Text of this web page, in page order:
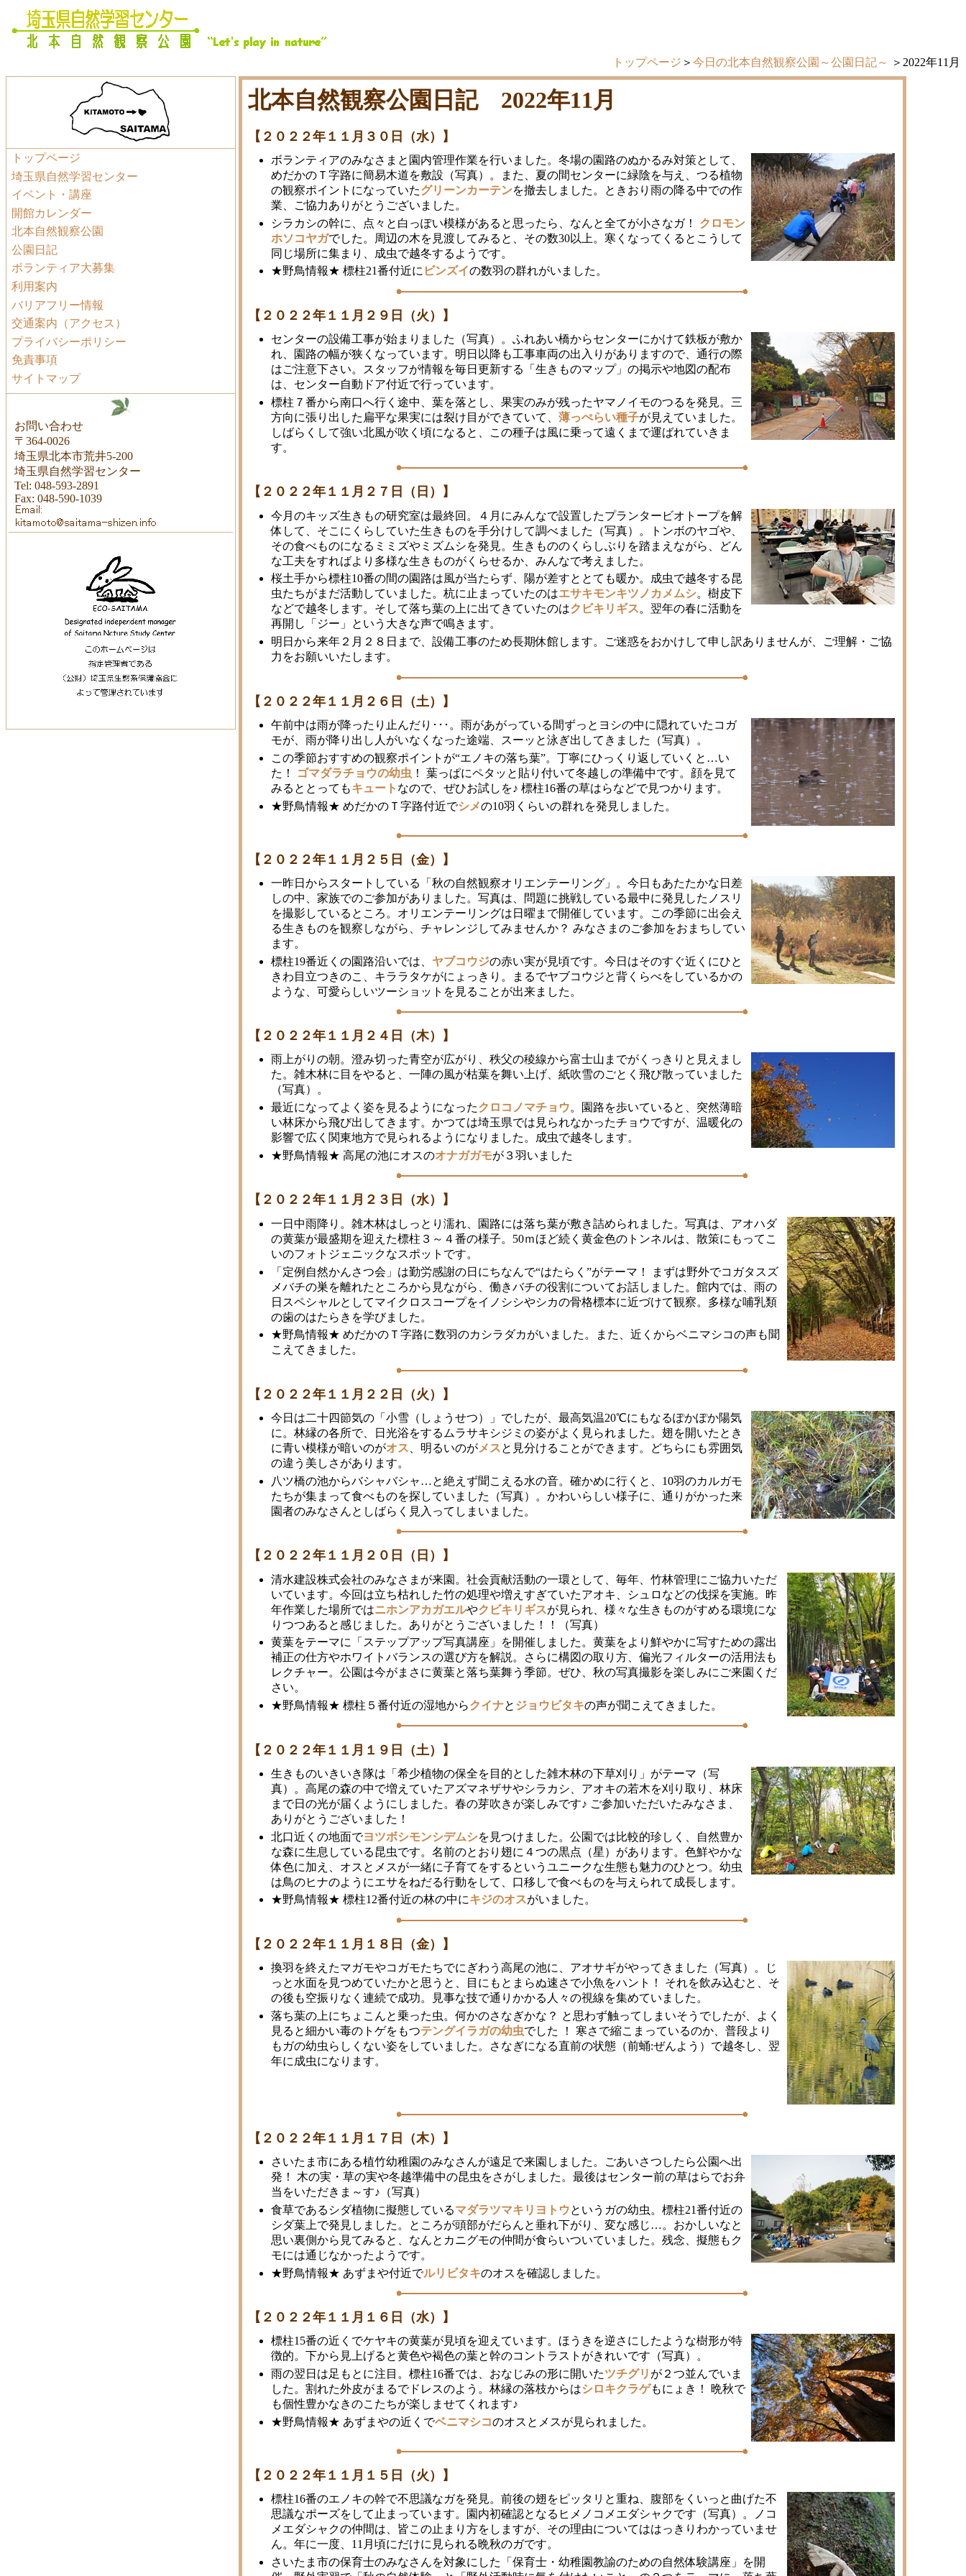
トップページ ＞今日の北本自然観察公園～公園日記～ ＞2022年11月
トップページ
埼玉県自然学習センター
イベント・講座
開館カレンダー
北本自然観察公園
公園日記
ボランティア大募集
利用案内
バリアフリー情報
交通案内（アクセス）
プライバシーポリシー
免責事項
サイトマップ
お問い合わせ
〒364-0026
埼玉県北本市荒井5-200
埼玉県自然学習センター
Tel: 048-593-2891
Fax: 048-590-1039
北本自然観察公園日記 2022年11月
【２０２２年１１月３０日（水）】
ボランティアのみなさまと園内管理作業を行いました。冬場の園路のぬかるみ対策として、
めだかのＴ字路に簡易木道を敷設（写真）。また、夏の間センターに緑陰を与え、つる植物
の観察ポイントになっていたグリーンカーテンを撤去しました。ときおり雨の降る中での作
業、ご協力ありがとうございました。
シラカシの幹に、点々と白っぽい模様があると思ったら、なんと全てが小さなガ！ クロモン
ホソコヤガでした。周辺の木を見渡してみると、その数30以上。寒くなってくるとこうして
同じ場所に集まり、成虫で越冬するようです。
★野鳥情報★ 標柱21番付近に ビンズイの数羽の群れがいました。
【２０２２年１１月２９日（火）】
センターの設備工事が始まりました（写真）。ふれあい橋からセンターにかけて鉄板が敷か
れ、園路の幅が狭くなっています。明日以降も工事車両の出入りがありますので、通行の際
はご注意下さい。スタッフが情報を毎日更新する「生きものマップ」の掲示や地図の配布
は、センター自動ドア付近で行っています。
標柱７番から南口へ行く途中、葉を落とし、果実のみが残ったヤマノイモのつるを発見。三
方向に張り出した扁平な果実には裂け目ができていて、 薄っぺらい種子が見えていました。
しばらくして強い北風が吹く頃になると、この種子は風に乗って遠くまで運ばれていきま
す。
【２０２２年１１月２７日（日）】
今月のキッズ生きもの研究室は最終回。４月にみんなで設置したプランタービオトープを解
体して、そこにくらしていた生きものを手分けして調べました（写真）。トンボのヤゴや、
その食べものになるミミズやミズムシを発見。生きもののくらしぶりを踏まえながら、どん
な工夫をすればより多様な生きものがくらせるか、みんなで考えました。
桜土手から標柱10番の間の園路は風が当たらず、陽が差すととても暖か。成虫で越冬する昆
虫たちがまだ活動していました。杭に止まっていたのはエサキモンキツノカメムシ。樹皮下
などで越冬します。そして落ち葉の上に出てきていたのはクビキリギス。翌年の春に活動を
再開し「ジー」という大きな声で鳴きます。
明日から来年２月２８日まで、設備工事のため長期休館します。ご迷惑をおかけして申し訳ありませんが、ご理解・ご協
力をお願いいたします。
【２０２２年１１月２６日（土）】
午前中は雨が降ったり止んだり･･･。雨があがっている間ずっとヨシの中に隠れていたコガ
モが、雨が降り出し人がいなくなった途端、スーッと泳ぎ出してきました（写真）。
この季節おすすめの観察ポイントが“エノキの落ち葉”。丁寧にひっくり返していくと…い
た！
ゴマダラチョウの幼虫 ！ 葉っぱにペタッと貼り付いて冬越しの準備中です。顔を見て
みるととってもキュート なので、ぜひお試しを♪ 標柱16番の草はらなどで見つかります。
★野鳥情報★ めだかのＴ字路付近でシメの10羽くらいの群れを発見しました。
【２０２２年１１月２５日（金）】
一昨日からスタートしている「秋の自然観察オリエンテーリング」。今日もあたたかな日差
しの中、家族でのご参加がありました。写真は、問題に挑戦している最中に発見したノスリ
を撮影しているところ。オリエンテーリングは日曜まで開催しています。この季節に出会え
る生きものを観察しながら、チャレンジしてみませんか？ みなさまのご参加をおまちしてい
ます。
標柱19番近くの園路沿いでは、 ヤブコウジの赤い実が見頃です。今日はそのすぐ近くにひと
きわ目立つきのこ、キララタケがにょっきり。まるでヤブコウジと背くらべをしているかの
ような、可愛らしいツーショットを見ることが出来ました。
【２０２２年１１月２４日（木）】
雨上がりの朝。澄み切った青空が広がり、秩父の稜線から富士山までがくっきりと見えまし
た。雑木林に目をやると、一陣の風が枯葉を舞い上げ、紙吹雪のごとく飛び散っていました
（写真）。
最近になってよく姿を見るようになったクロコノマチョウ。園路を歩いていると、突然薄暗
い林床から飛び出してきます。かつては埼玉県では見られなかったチョウですが、温暖化の
影響で広く関東地方で見られるようになりました。成虫で越冬します。
★野鳥情報★ 高尾の池にオスのオナガガモが３羽いました
【２０２２年１１月２３日（水）】
一日中雨降り。雑木林はしっとり濡れ、園路には落ち葉が敷き詰められました。写真は、アオハダ
の黄葉が最盛期を迎えた標柱３～４番の様子。50ｍほど続く黄金色のトンネルは、散策にもってこ
いのフォトジェニックなスポットです。
「定例自然かんさつ会」は勤労感謝の日にちなんで“はたらく”がテーマ！ まずは野外でコガタスズ
メバチの巣を離れたところから見ながら、働きバチの役割についてお話しました。館内では、雨の
日スペシャルとしてマイクロスコープをイノシシやシカの骨格標本に近づけて観察。多様な哺乳類
の歯のはたらきを学びました。
★野鳥情報★ めだかのＴ字路に数羽のカシラダカがいました。また、近くからベニマシコの声も聞
こえてきました。
【２０２２年１１月２２日（火）】
今日は二十四節気の「小雪（しょうせつ）」でしたが、最高気温20℃にもなるぽかぽか陽気
に。林縁の各所で、日光浴をするムラサキシジミの姿がよく見られました。翅を開いたとき
に青い模様が暗いのがオス 、明るいのがメスと見分けることができます。どちらにも雰囲気
の違う美しさがあります。
八ツ橋の池からバシャバシャ…と絶えず聞こえる水の音。確かめに行くと、10羽のカルガモ
たちが集まって食べものを探していました（写真）。かわいらしい様子に、通りがかった来
園者のみなさんとしばらく見入ってしまいました。
【２０２２年１１月２０日（日）】
清水建設株式会社のみなさまが来園。社会貢献活動の一環として、毎年、竹林管理にご協力いただ
いています。今回は立ち枯れした竹の処理や増えすぎていたアオキ、シュロなどの伐採を実施。昨
年作業した場所ではニホンアカガエルやクビキリギスが見られ、様々な生きものがすめる環境にな
りつつあると感じました。ありがとうございました！！（写真）
黄葉をテーマに「ステップアップ写真講座」を開催しました。黄葉をより鮮やかに写すための露出
補正の仕方やホワイトバランスの選び方を解説。さらに構図の取り方、偏光フィルターの活用法も
レクチャー。公園は今がまさに黄葉と落ち葉舞う季節。ぜひ、秋の写真撮影を楽しみにご来園くだ
さい。
★野鳥情報★ 標柱５番付近の湿地からクイナと ジョウビタキの声が聞こえてきました。
【２０２２年１１月１９日（土）】
生きものいきいき隊は「希少植物の保全を目的とした雑木林の下草刈り」がテーマ（写
真）。高尾の森の中で増えていたアズマネザサやシラカシ、アオキの若木を刈り取り、林床
まで日の光が届くようにしました。春の芽吹きが楽しみです♪ ご参加いただいたみなさま、
ありがとうございました！
北口近くの地面でヨツボシモンシデムシを見つけました。公園では比較的珍しく、自然豊か
な森に生息している昆虫です。名前のとおり翅に４つの黒点（星）があります。色鮮やかな
体色に加え、オスとメスが一緒に子育てをするというユニークな生態も魅力のひとつ。幼虫
は鳥のヒナのようにエサをねだる行動をして、口移しで食べものを与えられて成長します。
★野鳥情報★ 標柱12番付近の林の中にキジのオスがいました。
【２０２２年１１月１８日（金）】
換羽を終えたマガモやコガモたちでにぎわう高尾の池に、アオサギがやってきました（写真）。じ
っと水面を見つめていたかと思うと、目にもとまらぬ速さで小魚をハント！ それを飲み込むと、そ
の後も空振りなく連続で成功。見事な技で通りかかる人々の視線を集めていました。
落ち葉の上にちょこんと乗った虫。何かのさなぎかな？ と思わず触ってしまいそうでしたが、よく
見ると細かい毒のトゲをもつテングイラガの幼虫でした ！ 寒さで縮こまっているのか、普段より
もガの幼虫らしくない姿をしていました。さなぎになる直前の状態（前蛹:ぜんよう）で越冬し、翌
年に成虫になります。
【２０２２年１１月１７日（木）】
さいたま市にある植竹幼稚園のみなさんが遠足で来園しました。ごあいさつしたら公園へ出
発！ 木の実・草の実や冬越準備中の昆虫をさがしました。最後はセンター前の草はらでお弁
当をいただきま～す♪（写真）
食草であるシダ植物に擬態しているマダラツマキリヨトウというガの幼虫。標柱21番付近の
シダ葉上で発見しました。ところが頭部がだらんと垂れ下がり、変な感じ…。おかしいなと
思い裏側から見てみると、なんとカニグモの仲間が食らいついていました。残念、擬態もク
モには通じなかったようです。
★野鳥情報★ あずまや付近でルリビタキのオスを確認しました。
【２０２２年１１月１６日（水）】
標柱15番の近くでケヤキの黄葉が見頃を迎えています。ほうきを逆さにしたような樹形が特
徴的。下から見上げると黄色や褐色の葉と幹のコントラストがきれいです（写真）。
雨の翌日は足もとに注目。標柱16番では、おなじみの形に開いたツチグリ が２つ並んでいま
した。割れた外皮がまるでドレスのよう。林縁の落枝からはシロキクラゲもにょき！ 晩秋で
も個性豊かなきのこたちが楽しませてくれます♪
★野鳥情報★ あずまやの近くでベニマシコのオスとメスが見られました。
【２０２２年１１月１５日（火）】
標柱16番のエノキの幹で不思議なガを発見。前後の翅をピッタリと重ね、腹部をくいっと曲げた不
思議なポーズをして止まっています。園内初確認となるヒメノコメエダシャクです（写真）。ノコ
メエダシャクの仲間は、皆この止まり方をしますが、その理由についてははっきりわかっていませ
ん。年に一度、11月頃にだけに見られる晩秋のガです。
さいたま市の保育士のみなさんを対象にした「保育士・幼稚園教諭のための自然体験講座」を開